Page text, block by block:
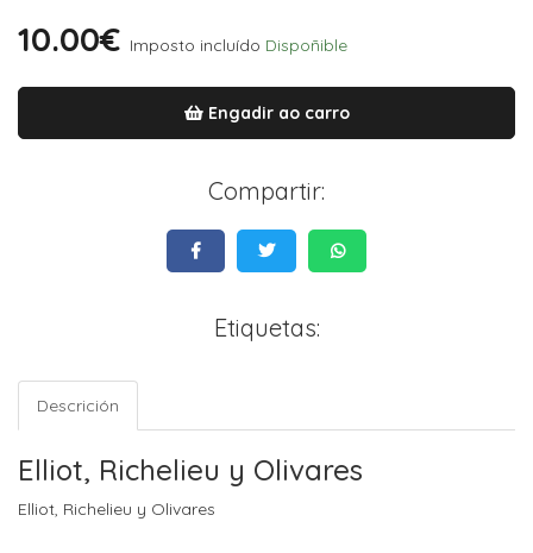
10.00€ Imposto incluído Dispoñible
Engadir ao carro
Compartir:
Etiquetas:
Descrición
Elliot, Richelieu y Olivares
Elliot, Richelieu y Olivares